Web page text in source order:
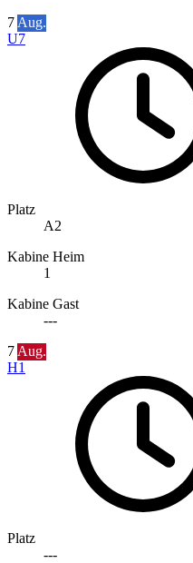
7 Aug.
U7
Platz
A2
Kabine Heim
1
Kabine Gast
---
7 Aug.
H1
Platz
---